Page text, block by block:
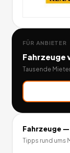
FÜR ANBIETER
Fahrzeuge
Tausende
Fahrzeuge—
Tipps rund ums